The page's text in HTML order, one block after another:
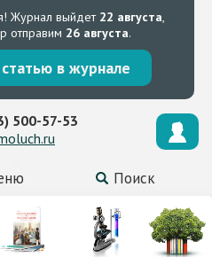
Журнал выйдет 22 августа,
отправим 26 августа.
в журнале
Поиск
500-57-53